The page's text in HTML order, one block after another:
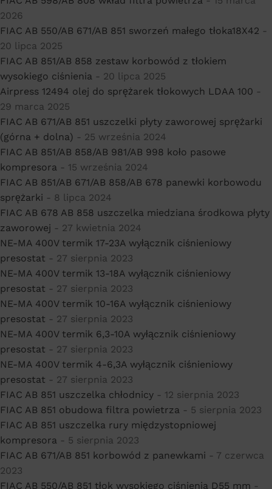
2026
FIAC AB 550/AB 671/AB 851 sworzeń małego tłoka18X42 -
20 lipca 2025
FIAC AB 851/AB 858 zestaw korbowód z tłokiem
wysokiego ciśnienia - 20 lipca 2025
Airpress 12494 olej do sprężarek tłokowych LDAA 100 -
29 marca 2025
FIAC AB 671/AB 851 uszczelki płyty zaworowej sprężarki
(górna + dolna) - 25 września 2024
FIAC AB 851/AB 858/AB 981/AB 998 koło pasowe
kompresora - 15 września 2024
FIAC AB 851/AB 671/AB 858/AB 678 panewki korbowodu
sprężarki - 8 lipca 2024
FIAC AB 678 AB 858 uszczelka miedziana środkowa płyty
zaworowej - 27 kwietnia 2024
NE-MA 400V termik 17-23A wyłącznik ciśnieniowy
presostat - 27 sierpnia 2023
NE-MA 400V termik 13-18A wyłącznik ciśnieniowy
presostat - 27 sierpnia 2023
NE-MA 400V termik 10-16A wyłącznik ciśnieniowy
presostat - 27 sierpnia 2023
NE-MA 400V termik 6,3-10A wyłącznik ciśnieniowy
presostat - 27 sierpnia 2023
NE-MA 400V termik 4-6,3A wyłącznik ciśnieniowy
presostat - 27 sierpnia 2023
FIAC AB 851 uszczelka chłodnicy - 12 sierpnia 2023
FIAC AB 851 obudowa filtra powietrza - 5 sierpnia 2023
FIAC AB 851 uszczelka rury międzystopniowej
kompresora - 5 sierpnia 2023
FIAC AB 671/AB 851 korbowód z panewkami - 7 czerwca
2023
FIAC AB 550/AB 851 tłok wysokiego ciśnienia D55 mm -